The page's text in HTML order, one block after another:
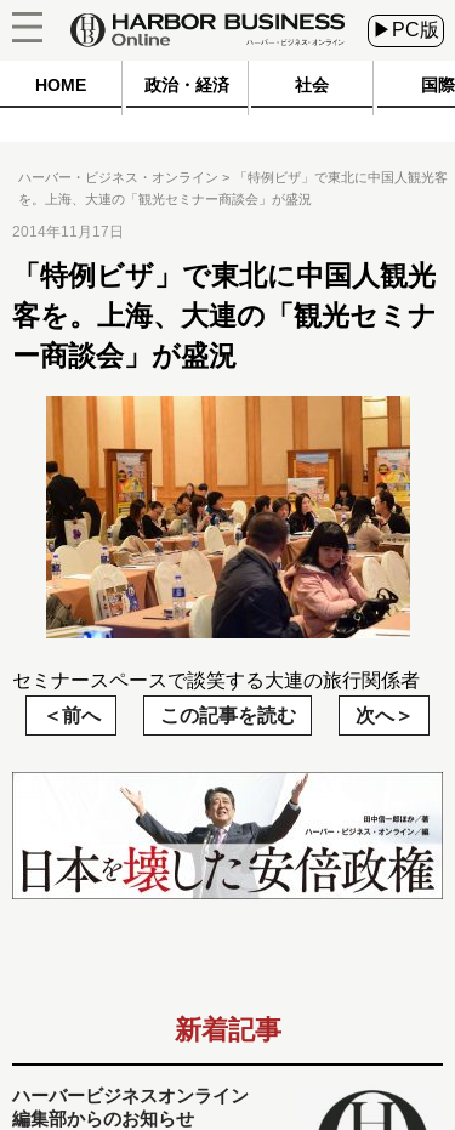
▶PC版
HOME 政治・経済 社会 国際
ハーバー・ビジネス・オンライン
「特例ビザ」で東北に中国人観光客
を。上海、大連の「観光セミナー商談会」が盛況
2014年11月17日
「特例ビザ」で東北に中国人観光
客を。上海、大連の「観光セミナ
ー商談会」が盛況
セミナースペースで談笑する大連の旅行関係者
前へ
この記事を読む 次へ
新着記事
ハーバービジネスオンライン
編集部からのお知らせ